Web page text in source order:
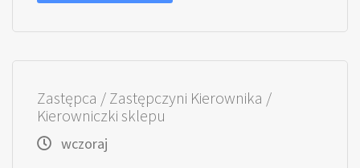
Zastępca / Zastępczyni Kierownika /
Kierowniczki sklepu
wczoraj